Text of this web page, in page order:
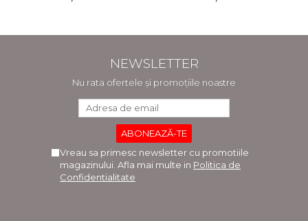
NEWSLETTER
Nu rata ofertele și promoțiile noastre
Vreau sa primesc newsletter cu promotiile
magazinului. Afla mai multe in Politica de
Confidentialitate